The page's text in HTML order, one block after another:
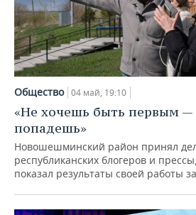
Общество 04 май, 19:10
«Не хочешь быть первым —
попадешь»
Новошешминский район принял
республиканских блогеров и
показал результаты своей работы